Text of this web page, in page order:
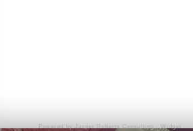
Powered by Jasper Roberts Consulting - Widget